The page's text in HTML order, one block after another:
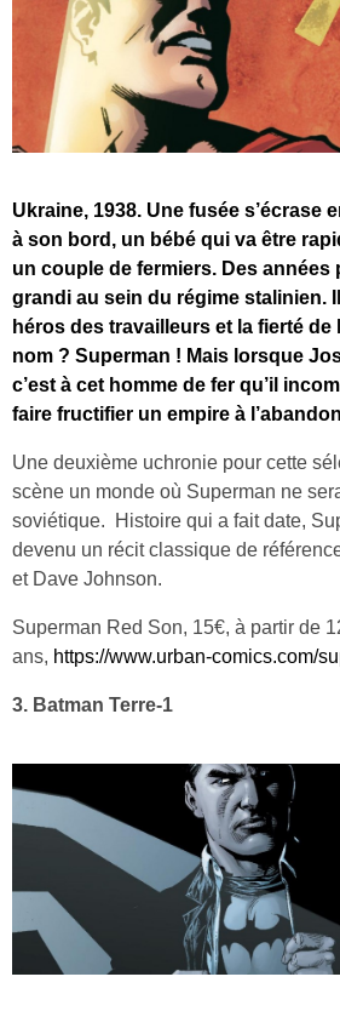
Ukraine, 1938. Une fusée s’écrase
à son bord, un bébé qui va être
un couple de fermiers. Des années
grandi au sein du régime stalinien.
héros des travailleurs et la fierté de
nom ? Superman ! Mais lorsque
c’est à cet homme de fer qu’il
faire fructifier un empire à
Une deuxième uchronie pour cette
scène un monde où Superman ne
soviétique. Histoire qui a fait date,
devenu un récit classique de
et Dave Johnson.
Superman Red Son, 15€, à partir de
ans, https://www.urban-comics.com/
3. Batman Terre-1